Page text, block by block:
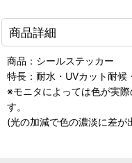
商品詳細
商品：シールステッカー
特長：耐水・UVカット耐候
※モニタによっては色が実
す。
(光の加減で色の濃淡に差が